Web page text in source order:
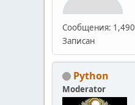
Сообщения: 1,490
Записан
Python
Moderator